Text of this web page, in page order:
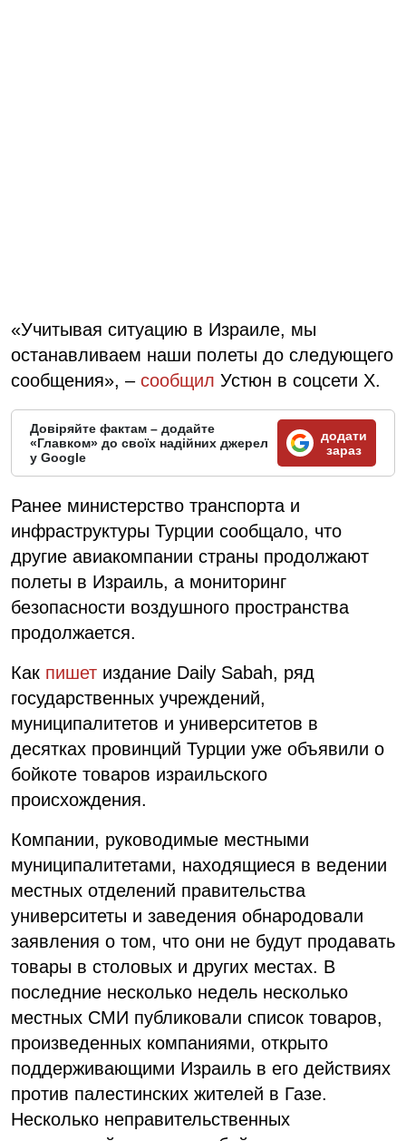
«Учитывая ситуацию в Израиле, мы
останавливаем наши полеты до следующего
сообщения», – сообщил Устюн в соцсети X.
Довіряйте фактам – додайте
«Главком» до своїх надійних джерел
у Google
додати
зараз
Ранее министерство транспорта и
инфраструктуры Турции сообщало, что
другие авиакомпании страны продолжают
полеты в Израиль, а мониторинг
безопасности воздушного пространства
продолжается.
Как пишет издание Daily Sabah, ряд
государственных учреждений,
муниципалитетов и университетов в
десятках провинций Турции уже объявили о
бойкоте товаров израильского
происхождения.
Компании, руководимые местными
муниципалитетами, находящиеся в ведении
местных отделений правительства
университеты и заведения обнародовали
заявления о том, что они не будут продавать
товары в столовых и других местах. В
последние несколько недель несколько
местных СМИ публиковали список товаров,
произведенных компаниями, открыто
поддерживающими Израиль в его действиях
против палестинских жителей в Газе.
Несколько неправительственных